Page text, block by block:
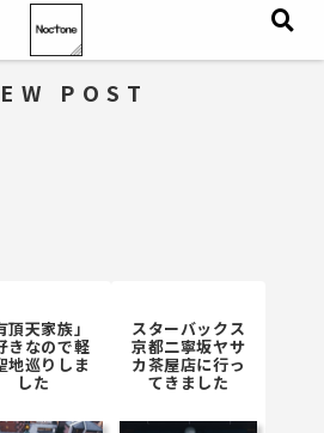
POST
頂天家族」
きなので軽
地巡りしま
した
スターバックス
京都二寧坂ヤサ
カ茶屋店に行っ
てきました